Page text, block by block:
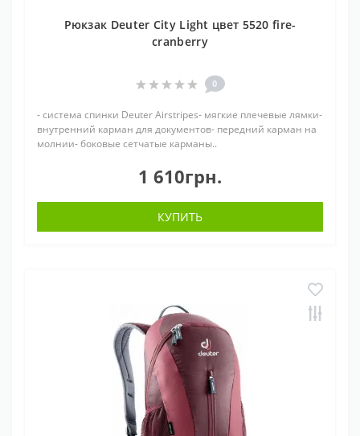
Рюкзак Deuter City Light цвет 5520 fire-
cranberry
0
- система спинки Deuter Airstripes- мягкие плечевые лямки-
внутренний карман для документов- передний карман на
молнии- боковые сетчатые карманы..
1 610грн.
КУПИТЬ